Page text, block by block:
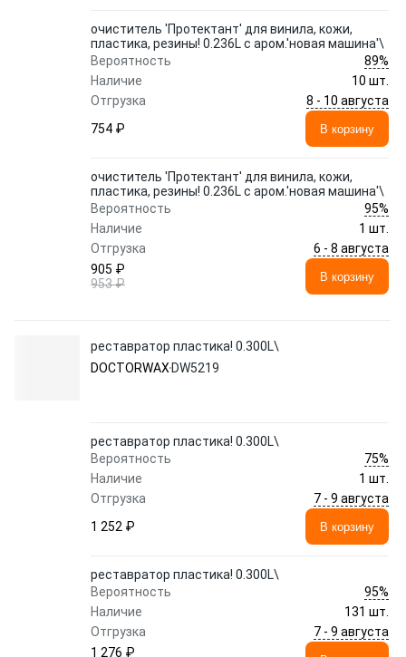
очиститель 'Протектант' для винила, кожи,
пластика, резины! 0.236L с аром.'новая машина'\
Вероятность
89%
Наличие
10 шт.
Отгрузка
8 - 10 августа
754 ₽
В корзину
очиститель 'Протектант' для винила, кожи,
пластика, резины! 0.236L с аром.'новая машина'\
Вероятность
95%
Наличие
1 шт.
Отгрузка
6 - 8 августа
905 ₽
953 ₽
В корзину
реставратор пластика! 0.300L\
DOCTORWAX DW5219
реставратор пластика! 0.300L\
Вероятность
75%
Наличие
1 шт.
Отгрузка
7 - 9 августа
1 252 ₽
В корзину
реставратор пластика! 0.300L\
Вероятность
95%
Наличие
131 шт.
Отгрузка
7 - 9 августа
1 276 ₽